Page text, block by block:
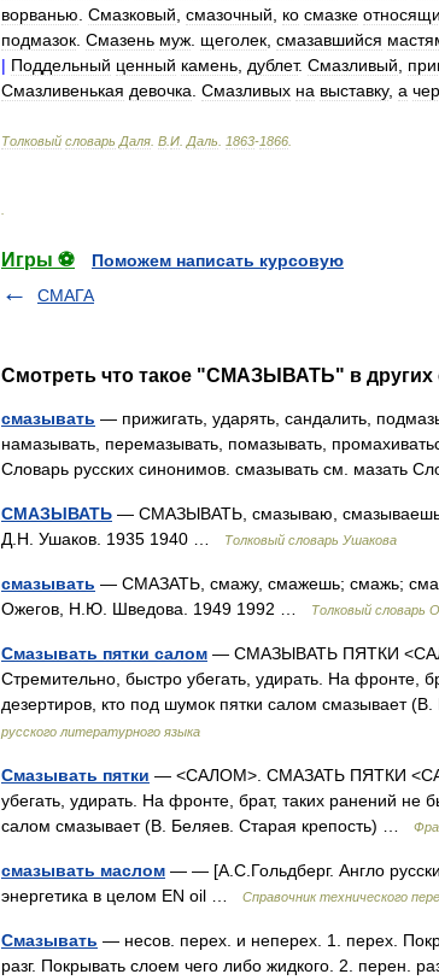
ворванью Смазковый смазочный ко смазке
подмазок Смазень муж щеголек смазавшийся
| Поддельный ценный камень дублет. Смазливый
Смазливенькая девочка Смазливых на выставку, а
Толковый словарь Даля В И Даль 1863-1866
Игры ⚽
Поможем написать курсовую
СМАГА
Смотреть что такое "СМАЗЫВАТЬ" в других
смазывать — прижигать, ударять, сандалить,
намазывать, перемазывать, помазывать,
Словарь русских синонимов. смазывать см. мазать
СМАЗЫВАТЬ — СМАЗЫВАТЬ, смазываю, смазываешь.
Д.Н. Ушаков. 1935 1940 …
Толковый словарь Ушакова
смазывать — СМАЗАТЬ, смажу, смажешь; смажь;
Ожегов, Н.Ю. Шведова. 1949 1992 …
Толковый словарь
Смазывать пятки салом — СМАЗЫВАТЬ ПЯТКИ
Стремительно, быстро убегать, удирать. На фронте,
дезертиров, кто под шумок пятки салом смазывает
русского литературного языка
Смазывать пятки — <САЛОМ>. СМАЗАТЬ ПЯТКИ
убегать, удирать. На фронте, брат, таких ранений не
салом смазывает (В. Беляев. Старая крепость) …
смазывать маслом — — [А.С.Гольдберг. Англо
энергетика в целом EN oil …
Справочник технического
Смазывать — несов. перех. и неперех. 1. перех.
разг. Покрывать слоем чего либо жидкого. 2. перен.